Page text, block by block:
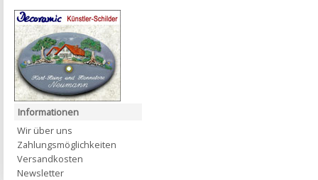
Informationen
Wir über uns
Zahlungsmöglichkeiten
Versandkosten
Newsletter